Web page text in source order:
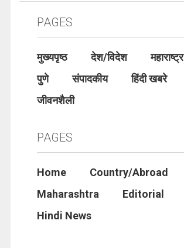
PAGES
मुख्यपृष्ठ देश/विदेश
महाराष्ट्र
पुणे
संपादकीय
हिंदी खबरे
जीवनशैली
PAGES
Home
Country/Abroad
Maharashtra
Editorial
Hindi News